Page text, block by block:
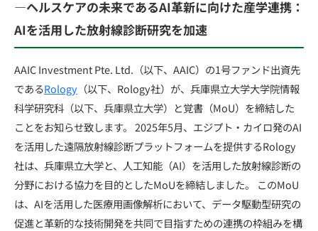
―ヘルスケアの未来であるAI革新に向けた産学連携：
AIを活用した放射線診断研究を加速
AAIC Investment Pte. Ltd.（以下、AAIC）の1号ファンド出資先
であるRology （以下、Rology社）が、兵庫県立大学大学院情報
科学研究科（以下、兵庫県立大学）と覚書（MoU）を締結した
ことをお知らせ致します。 2025年5月、エジプト・カイロ発のAI
を活用した遠隔放射線診断プラットフォームを提供するRology
社は、兵庫県立大学と、人工知能（AI）を活用した放射線診断の
分野における協力を目的としたMoUを締結しました。 このMoU
は、AIを活用した医療用画像解析において、データ駆動型研究の
促進と革新的な技術開発を共同で目指すための連携の枠組みを構